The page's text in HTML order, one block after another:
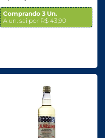
Comprando 3 Un.
A un. sai por R$ 43,90